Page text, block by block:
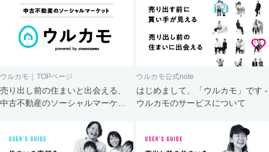
ウルカモ｜TOPページ
売り出し前の住まいと出会える、
中古不動産のソーシャルマーケッ
ウルカモ公式note
はじめまして、「ウルカモ」です -
ウルカモのサービスについて